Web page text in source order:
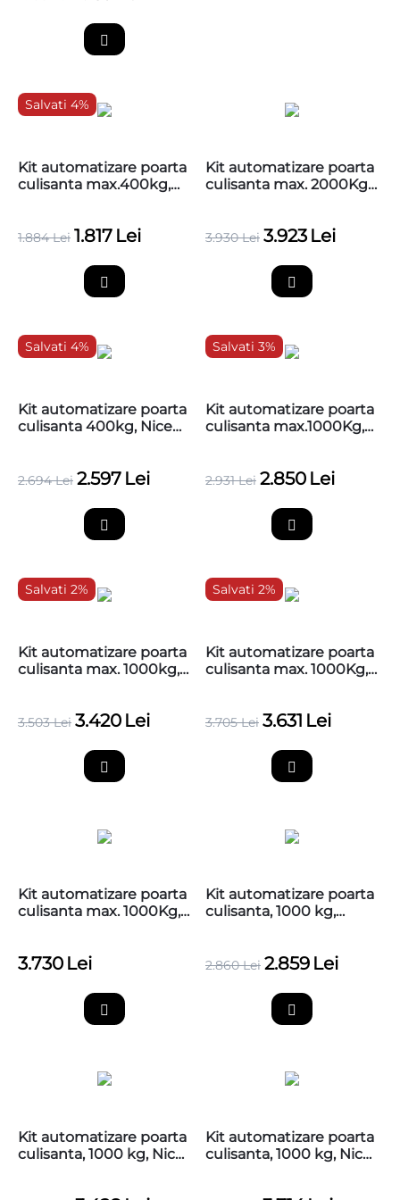
Salvati 4%
Kit automatizare poarta
culisanta max.400kg,
1.884 Lei 1.817 Lei
Kit automatizare poarta
culisanta max. 2000Kg
cremaliere zincate
3.930 Lei 3.923 Lei
Salvati 4%
Kit automatizare poarta
culisanta 400kg, Nice
2.694 Lei 2.597 Lei
Salvati 3%
Kit automatizare poarta
culisanta max.1000Kg,
2.931 Lei 2.850 Lei
Salvati 2%
Kit automatizare poarta
culisanta max. 1000kg,
3.503 Lei 3.420 Lei
Salvati 2%
Kit automatizare poarta
culisanta max. 1000Kg,
3.705 Lei 3.631 Lei
Kit automatizare poarta
culisanta max. 1000Kg,
3.730 Lei
Kit automatizare poarta
culisanta, 1000 kg,
2.860 Lei 2.859 Lei
Kit automatizare poarta
culisanta, 1000 kg, Nice
Kit automatizare poarta
culisanta, 1000 kg, Nice